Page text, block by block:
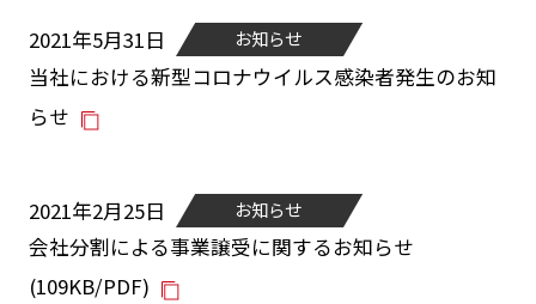
2021年5月31日 お知らせ
当社における新型コロナウイルス感染者発生のお知
らせ
2021年2月25日 お知らせ
会社分割による事業譲受に関するお知らせ
(109KB/PDF)